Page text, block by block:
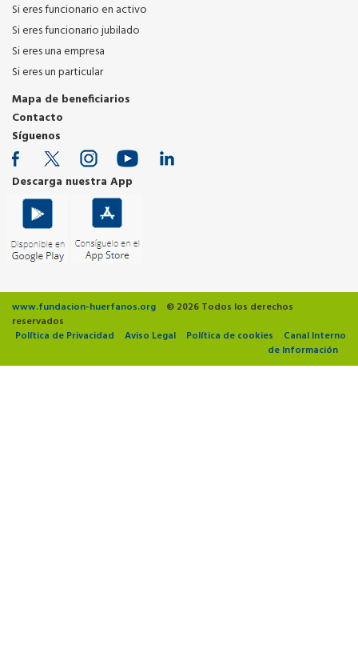
Si eres funcionario en activo
Si eres funcionario jubilado
Si eres una empresa
Si eres un particular
Mapa de beneficiarios
Contacto
Síguenos
Descarga nuestra App
www.fundacion-huerfanos.org
© 2026 Todos los derechos
reservados
Política de Privacidad
Aviso Legal Política de cookies
Canal Interno
de Información